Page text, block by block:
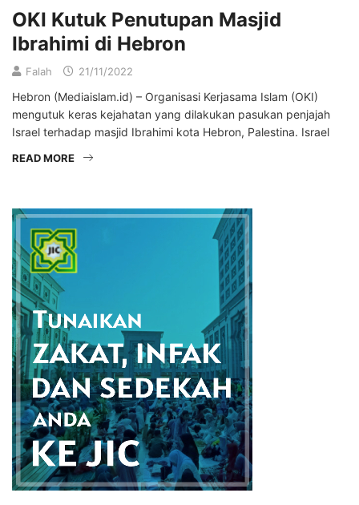
OKI Kutuk Penutupan Masjid
Ibrahimi di Hebron
Falah 21/11/2022
Hebron (Mediaislam.id) – Organisasi Kerjasama Islam (OKI)
mengutuk keras kejahatan yang dilakukan pasukan penjajah
Israel terhadap masjid Ibrahimi kota Hebron, Palestina. Israel
READ MORE